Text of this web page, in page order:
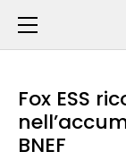
Fox ESS
BNEF